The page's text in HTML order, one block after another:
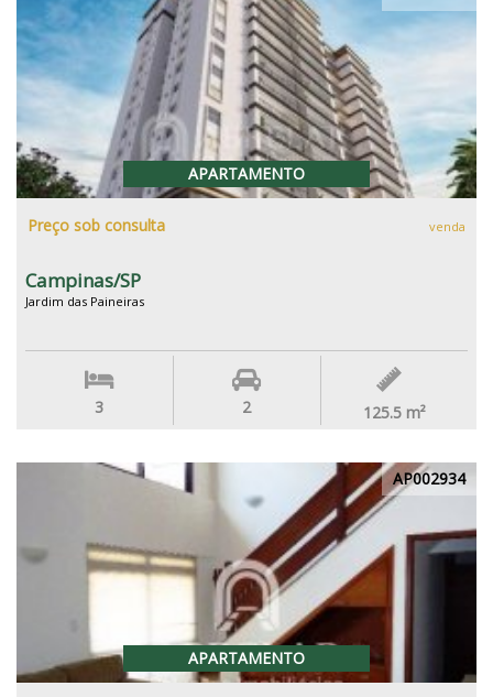
APARTAMENTO
Preço sob consulta venda
Campinas/SP
Jardim das Paineiras
3 2 125.5 m²
AP002934
APARTAMENTO